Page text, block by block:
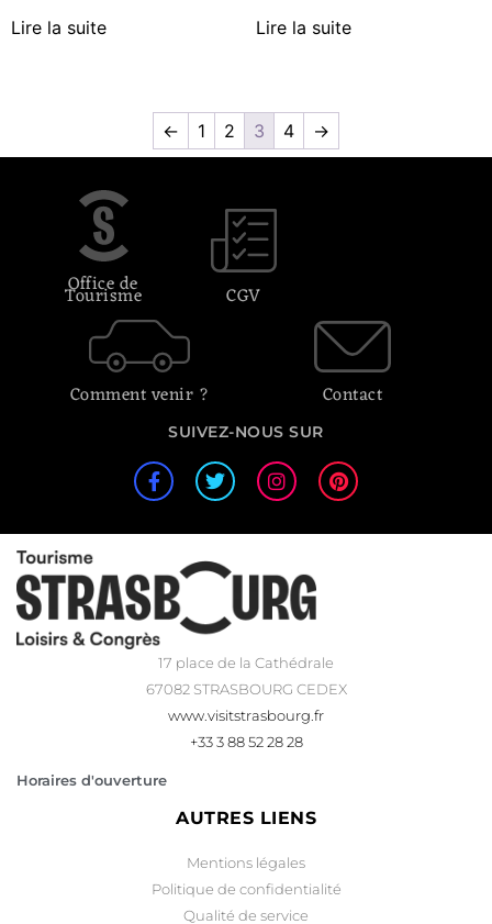
Lire la suite Lire la suite
← 1 2 3 4 →
Office de
Tourisme CGV
Comment venir ? Contact
SUIVEZ-NOUS SUR
17 place de la Cathédrale
67082 STRASBOURG CEDEX
www.visitstrasbourg.fr
+33 3 88 52 28 28
Horaires d'ouverture
AUTRES LIENS
Mentions légales
Politique de confidentialité
Qualité de service